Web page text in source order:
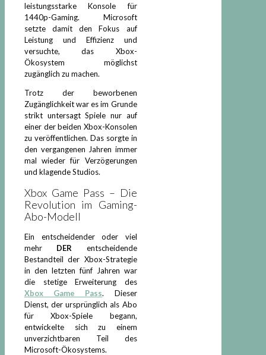
leistungsstarke Konsole für
1440p-Gaming. Microsoft
setzte damit den Fokus auf
Leistung und Effizienz und
versuchte, das Xbox-
Ökosystem möglichst
zugänglich zu machen.
Trotz der beworbenen
Zugänglichkeit war es im Grunde
strikt untersagt Spiele nur auf
einer der beiden Xbox-Konsolen
zu veröffentlichen. Das sorgte in
den vergangenen Jahren immer
mal wieder für Verzögerungen
und klagende Studios.
Xbox Game Pass – Die
Revolution im Gaming-
Abo-Modell
Ein entscheidender oder viel
mehr DER entscheidende
Bestandteil der Xbox-Strategie
in den letzten fünf Jahren war
die stetige Erweiterung des
Xbox Game Pass. Dieser
Dienst, der ursprünglich als Abo
für Xbox-Spiele begann,
entwickelte sich zu einem
unverzichtbaren Teil des
Microsoft-Ökosystems.